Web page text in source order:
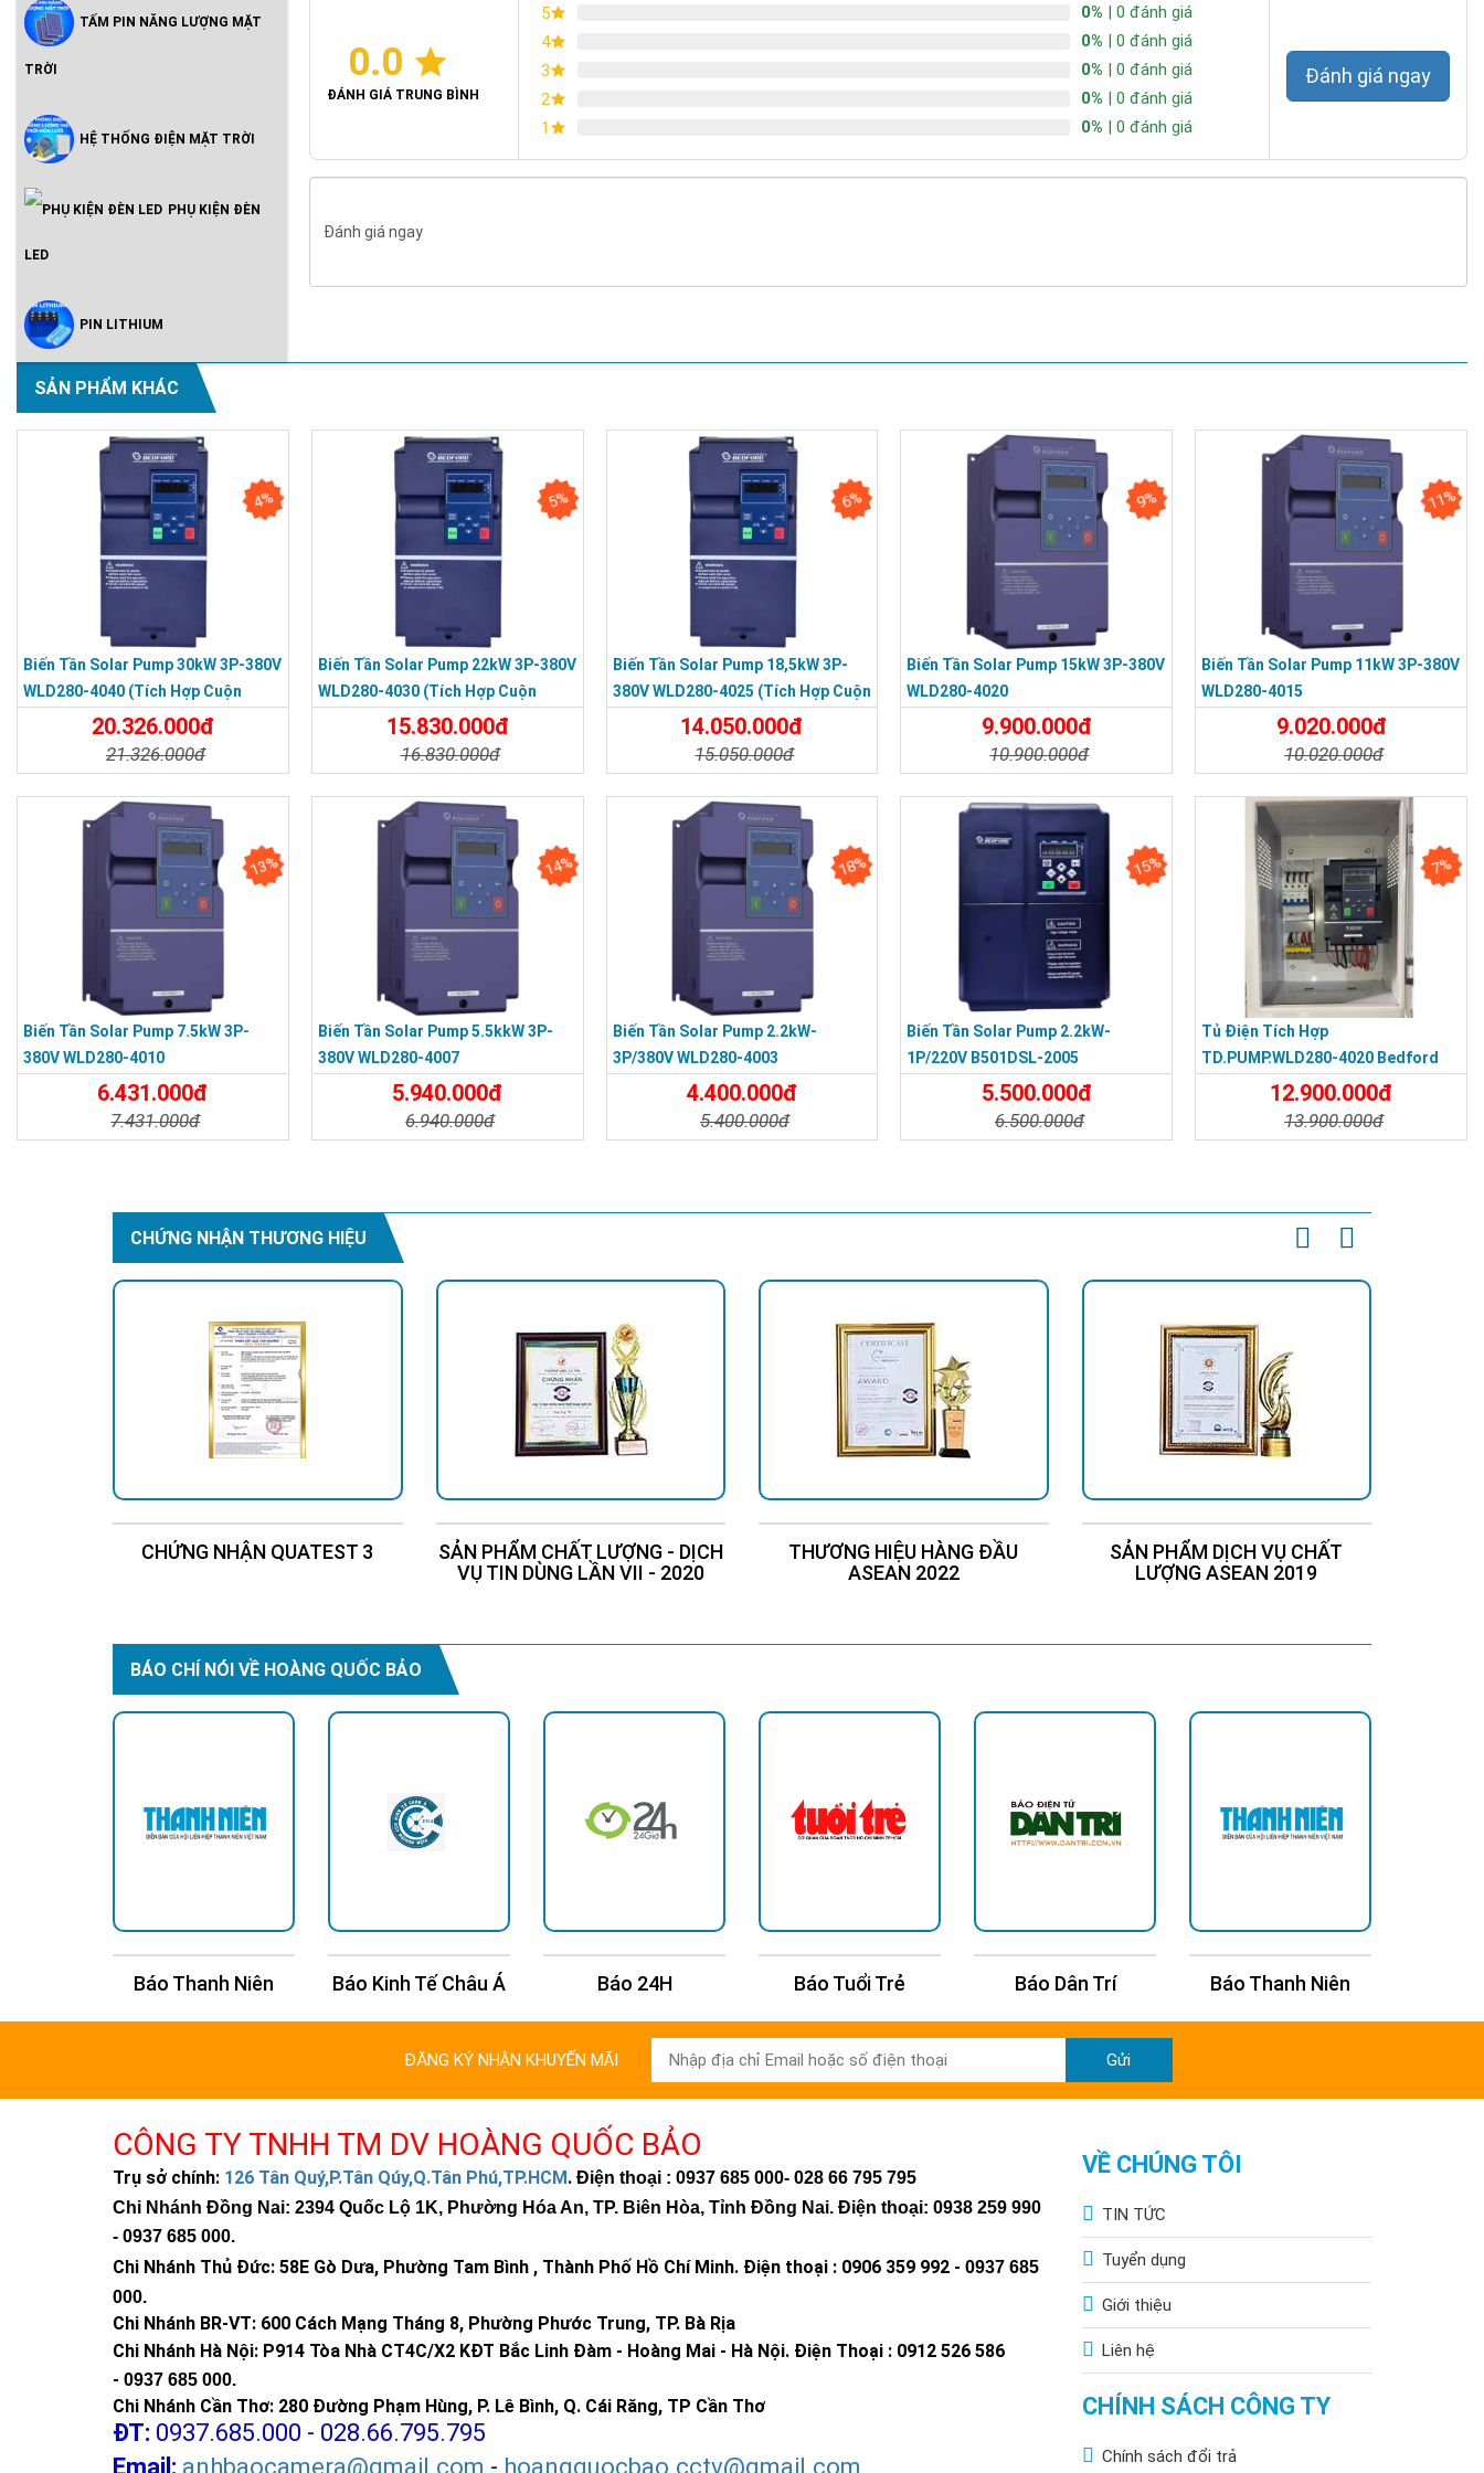
TẤM PIN NĂNG LƯỢNG MẶT
TRỜI
HỆ THỐNG ĐIỆN MẶT TRỜI
Inveter Hòa Lưới Có Lưu Trữ -
PHỤ KIỆN ĐÈN
LED
PIN LITHIUM
0.0
ĐÁNH GIÁ TRUNG BÌNH
5 0% | 0 đánh giá
4
0% | 0 đánh giá
3
0% | 0 đánh giá
2
0% | 0 đánh giá
1
0% | 0 đánh giá
Đánh giá ngay
Đánh giá ngay
SẢN PHẨM KHÁC
4%
Biến Tần Solar Pump 30kW 3P-380V
WLD280-4040 (tích Hợp Cuộn
Kháng DC)20.326.000đ
21.326.000đ
5%
Biến Tần Solar Pump 22kW 3P-380V
WLD280-4030 (tích Hợp Cuộn
Kháng DC)15.830.000đ
16.830.000đ
6%
Biến Tần Solar Pump 18,5kW 3P-
380V WLD280-4025 (tích Hợp Cuộn
Kháng DC)14.050.000đ
15.050.000đ
9%
Biến Tần Solar Pump 15kW 3P-380V
WLD280-4020
9.900.000đ
10.900.000đ
11%
Biến Tần Solar Pump 11kW 3P-380V
WLD280-4015
9.020.000đ
10.020.000đ
13%
Biến Tần Solar Pump 7.5kW 3P-
380V WLD280-4010
6.431.000đ
7.431.000đ
14%
Biến Tần Solar Pump 5.5kkW 3P-
380V WLD280-4007
5.940.000đ
6.940.000đ
18%
Biến Tần Solar Pump 2.2kW-
3P/380V WLD280-4003
4.400.000đ
5.400.000đ
15%
Biến Tần Solar Pump 2.2kW-
1P/220V B501DSL-2005
5.500.000đ
6.500.000đ
7%
Tủ Điện Tích Hợp
TD.PUMP.WLD280-4020 Bedford
12.900.000đ
13.900.000đ
CHỨNG NHẬN THƯƠNG HIỆU
CHỨNG NHẬN QUATEST 3
SẢN PHẨM CHẤT LƯỢNG - DỊCH
VỤ TIN DÙNG LẦN VII - 2020
THƯƠNG HIỆU HÀNG ĐẦU
ASEAN 2022
SẢN PHẨM DỊCH VỤ CHẤT
LƯỢNG ASEAN 2019
BÁO CHÍ NÓI VỀ HOÀNG QUỐC BẢO
Báo Thanh Niên Báo Kinh Tế Châu Á Báo 24H Báo Tuổi Trẻ Báo Dân Trí Báo Thanh Niên
ĐĂNG KÝ NHẬN KHUYẾN MÃI Gửi
CÔNG TY TNHH TM DV HOÀNG QUỐC BẢO
Trụ sở chính: 126 Tân Quý,P.Tân Qúy,Q.Tân Phú,TP.HCM. Điện thoại : 0937 685 000- 028 66 795 795
Chi Nhánh Đồng Nai: 2394 Quốc Lộ 1K, Phường Hóa An, TP. Biên Hòa, Tỉnh Đồng Nai. Điện thoại: 0938 259 990
- 0937 685 000.
Chi Nhánh Thủ Đức: 58E Gò Dưa, Phường Tam Bình , Thành Phố Hồ Chí Minh. Điện thoại : 0906 359 992 - 0937 685
000.
Chi Nhánh BR-VT: 600 Cách Mạng Tháng 8, Phường Phước Trung, TP. Bà Rịa
Chi Nhánh Hà Nội: P914 Tòa Nhà CT4C/X2 KĐT Bắc Linh Đàm - Hoàng Mai - Hà Nội. Điện Thoại : 0912 526 586
- 0937 685 000.
Chi Nhánh Cần Thơ: 280 Đường Phạm Hùng, P. Lê Bình, Q. Cái Răng, TP Cần Thơ
ĐT: 0937.685.000 - 028.66.795.795
Email: anhbaocamera@gmail.com - hoangquocbao.cctv@gmail.com
VỀ CHÚNG TÔI
TIN TỨC
Tuyển dụng
Giới thiệu
Liên hệ
CHÍNH SÁCH CÔNG TY
Chính sách đổi trả